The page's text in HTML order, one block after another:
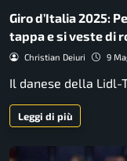
Giro d’Italia 2025:
tappa e si veste di
Christian Deiuri 9
Il danese della Lidl-
Leggi di più